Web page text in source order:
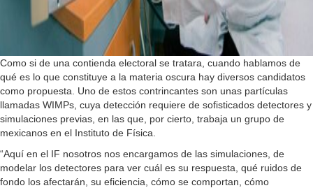
Como si de una contienda electoral se tratara, cuando hablamos de
qué es lo que constituye a la materia oscura hay diversos candidatos
como propuesta. Uno de estos contrincantes son unas partículas
llamadas WIMPs, cuya detección requiere de sofisticados detectores y
simulaciones previas, en las que, por cierto, trabaja un grupo de
mexicanos en el Instituto de Física.
“Aquí en el IF nosotros nos encargamos de las simulaciones, de
modelar los detectores para ver cuál es su respuesta, qué ruidos de
fondo los afectarán, su eficiencia, cómo se comportan, cómo